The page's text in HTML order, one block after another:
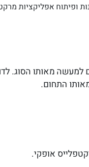
ופיתוח אפליקציות
למעשה מאותו הסוג.
התחום.
אופקי.